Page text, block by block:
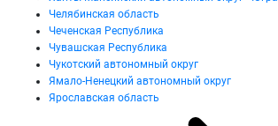
Челябинская область
Чеченская Республика
Чувашская Республика
Чукотский автономный округ
Ямало-Ненецкий автономный округ
Ярославская область